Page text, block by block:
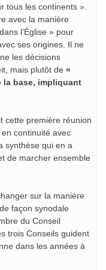
tous les continents ».
avec la manière
l’Église » pour
ses origines. Il ne
les décisions
mais plutôt de «
la base, impliquant
cette première réunion
continuité avec
synthèse qui en a
de marcher ensemble
sur la manière
façon synodale
du Conseil
trois Conseils guident
dans les années à